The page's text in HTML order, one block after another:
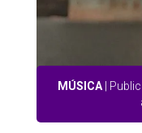
MÚSICA|